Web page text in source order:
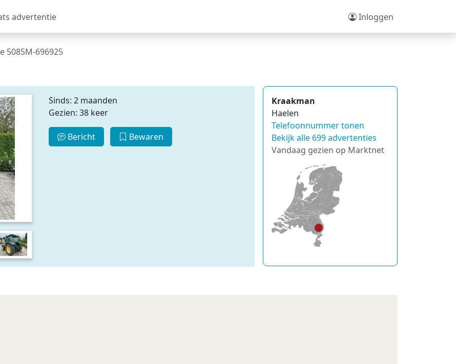
advertentie Inloggen
5085M-696925
Sinds: 2 maanden
Gezien: 38 keer
Bericht Bewaren
Kraakman
Haelen
Telefoonnummer tonen
Bekijk alle 699 advertenties
Vandaag gezien op Marktnet